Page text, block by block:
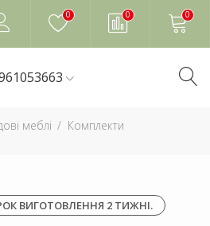
0 0 0
меблі Комплекти
ВИГОТОВЛЕННЯ 2 ТИЖНІ.